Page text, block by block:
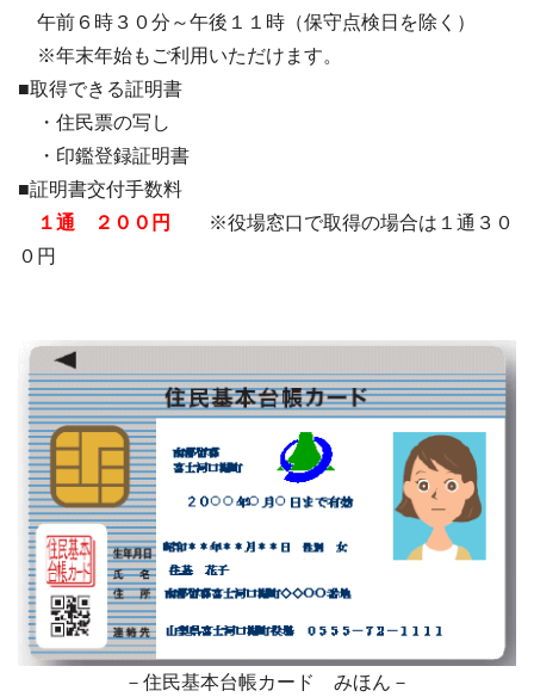
午前６時３０分～午後１１時（保守点検日を除く）
※年末年始もご利用いただけます。
■取得できる証明書
・住民票の写し
・印鑑登録証明書
■証明書交付手数料
１通 ２００円
※役場窓口で取得の場合は１通３０
０円
－住民基本台帳カード みほん－